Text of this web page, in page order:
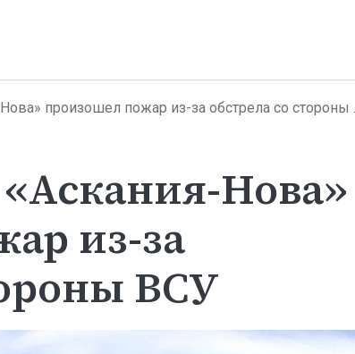
произошел пожар из-за обстрела со стороны ВСУ
Нова»
из-за
ВСУ